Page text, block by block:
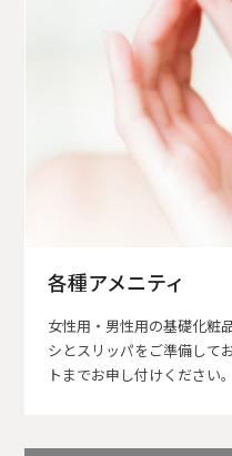
各種アメニティ
女性用・男性用の基礎化粧
シとスリッパをご準備して
トまでお申し付けください。